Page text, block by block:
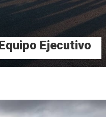
Ejecutivo